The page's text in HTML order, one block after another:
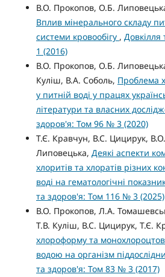
В.О. Прокопов, О.Б.
Вплив мінерального складу
системи кровообігу ,
1 (2016)
В.О. Прокопов, О.Б.
Куліш, В.А. Соболь, Проблема
у питній воді у працях
літератури та власних
здоров'я: Том 96 № 3 (2020)
Т.Є. Кравчун, В.С. Цицирук,
Липовецька, Деякі аспекти
хлоритів та хлоратів різних
воді на гематологічні
та здоров'я: Том 116 № 3 (2025)
В.О. Прокопов, Л.А.
Т.В. Куліш, В.С. Цицирук, Т.Є.
хлороформу та
водою на організм
та здоров'я: Том 83 № 3 (2017)